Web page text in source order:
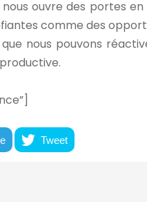
nous ouvre des portes
comme des
que nous pouvons
Tweet